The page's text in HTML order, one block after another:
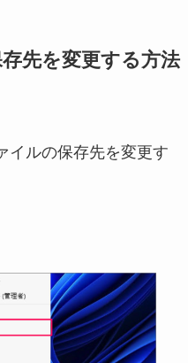
先を変更する方法
イルの保存先を変更す